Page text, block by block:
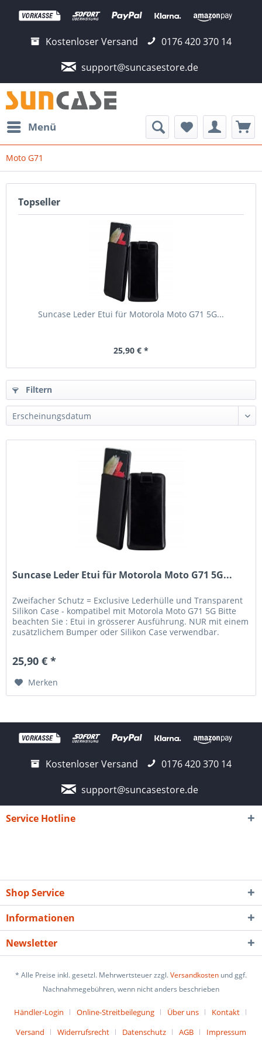
Kostenloser Versand
0176 420 370 14
support@suncasestore.de
Menü
Moto G71
Topseller
Suncase Leder Etui für Motorola Moto G71 5G...
25,90 € *
Filtern
Suncase Leder Etui für Motorola Moto G71 5G...
Zweifacher Schutz = Exclusive Lederhülle und Transparent
Silikon Case - kompatibel mit Motorola Moto G71 5G Bitte
beachten Sie : Etui in grösserer Ausführung. NUR mit einem
zusätzlichem Bumper oder Silikon Case verwendbar.
25,90 € *
Merken
Kostenloser Versand
0176 420 370 14
support@suncasestore.de
Service Hotline
Shop Service
Informationen
Newsletter
* Alle Preise inkl. gesetzl. Mehrwertsteuer zzgl.Versandkosten und ggf.
Nachnahmegebühren, wenn nicht anders beschrieben
Händler-Login Online-Streitbeilegung Über uns
Kontakt
Versand
Widerrufsrecht Datenschutz AGB Impressum